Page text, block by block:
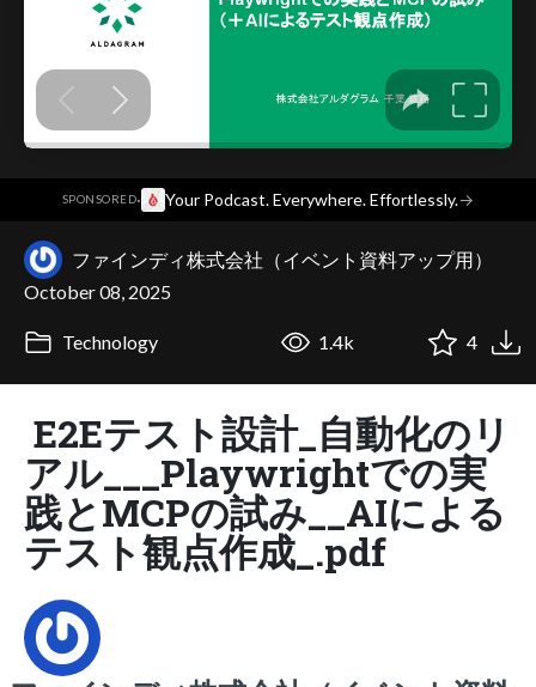
SPONSORED· Your Podcast. Everywhere. Effortlessly.→
ファインディ株式会社（イベント資料アップ用）
October 08, 2025
Technology 1.4k 4
E2Eテスト設計_自動化のリ
アル___Playwrightでの実
践とMCPの試み__AIによる
テスト観点作成_.pdf